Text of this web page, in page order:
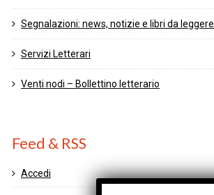
Segnalazioni: news, notizie e libri da leggere
Servizi Letterari
Venti nodi – Bollettino letterario
Feed & RSS
Accedi